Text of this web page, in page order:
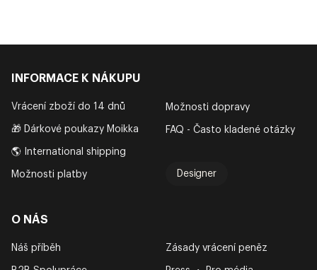
INFORMACE K NÁKUPU
Vrácení zboží do 14 dnů
🎁 Dárkové poukazy Moikka
🌎 International shipping
Možnosti platby
Možnosti dopravy
FAQ - Často kladené otázky
Designer
O NÁS
Náš příběh Zásady vrácení peněz